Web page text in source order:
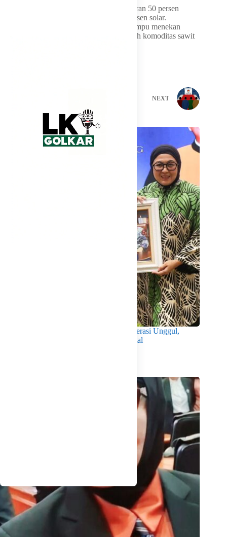
Sebagai informasi, B50 merupakan campuran 50 persen
biodiesel berbasis minyak sawit dan 50 persen solar.
Penerapan kebijakan ini diproyeksikan mampu menekan
impor BBM dan meningkatkan nilai tambah komoditas sawit
NEXT
Related Posts
Wabup Intan Dorong Mahasiswa Jadi Generasi Unggul,
Berkarakter dan Sadar Hukum di Era Digital